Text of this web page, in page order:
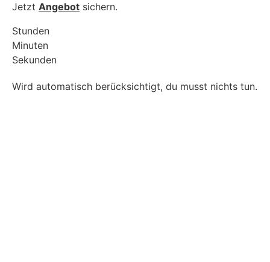
Jetzt Angebot sichern.
Stunden
Minuten
Sekunden
Wird automatisch berücksichtigt, du musst nichts tun.